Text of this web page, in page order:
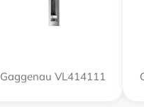
Gaggenau VL414111